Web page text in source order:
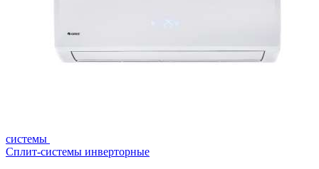
системы
Сплит-системы инверторные